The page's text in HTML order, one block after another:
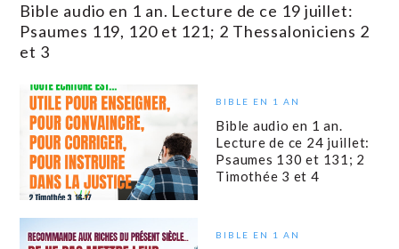
Bible audio en 1 an. Lecture de ce 19 juillet:
Psaumes 119, 120 et 121; 2 Thessaloniciens 2
et 3
BIBLE EN 1 AN
Bible audio en 1 an.
Lecture de ce 24 juillet:
Psaumes 130 et 131; 2
Timothée 3 et 4
BIBLE EN 1 AN